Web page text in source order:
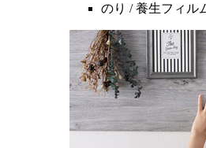
のり / 養生フィル